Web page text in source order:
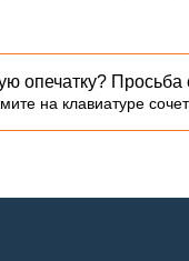
опечатку?
на клавиатуре